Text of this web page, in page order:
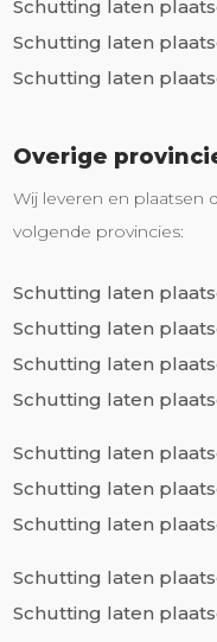
Schutting laten
Schutting laten
Schutting laten
Overige
Wij leveren en plaatsen
volgende provincies:
Schutting laten
Schutting laten
Schutting laten
Schutting laten
Schutting laten
Schutting laten
Schutting laten
Schutting laten
Schutting laten